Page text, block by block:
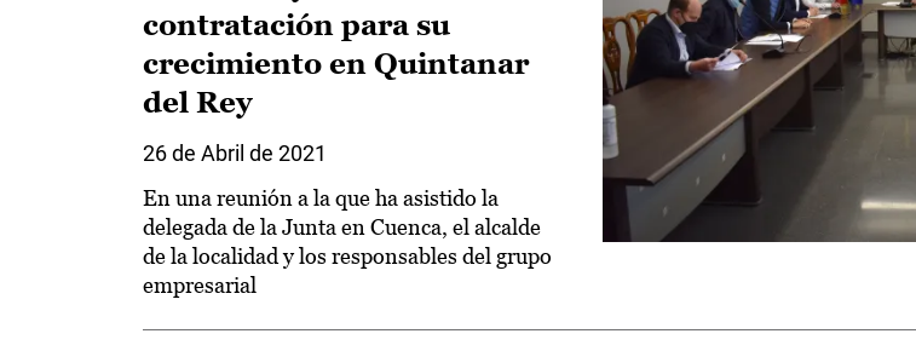
contratación para su
crecimiento en Quintanar
del Rey
26 de Abril de 2021
En una reunión a la que ha asistido la
delegada de la Junta en Cuenca, el alcalde
de la localidad y los responsables del grupo
empresarial